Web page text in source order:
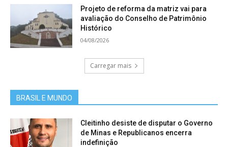
Projeto de reforma da matriz vai para
avaliação do Conselho de Patrimônio
Histórico
04/08/2026
Carregar mais
BRASIL E MUNDO
Cleitinho desiste de disputar o Governo
de Minas e Republicanos encerra
indefinição